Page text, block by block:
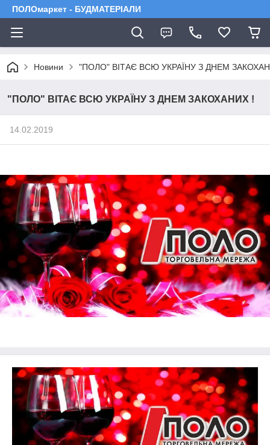
ПОЛОмаркет - БУДМАТЕРІАЛИ
Новини "ПОЛО" ВІТАЄ ВСЮ УКРАЇНУ З ДНЕМ
"ПОЛО" ВІТАЄ ВСЮ УКРАЇНУ З ДНЕМ ЗАКОХАНИХ !
14.02.2019